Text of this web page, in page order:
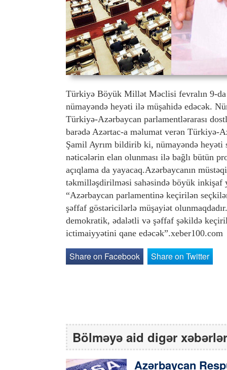
Türkiyə Böyük Millət Məclisi fevralın 9-
nümayəndə heyəti ilə müşahidə edəcək.
Türkiyə-Azərbaycan parlamentlərarası
barədə Azərtac-a məlumat verən Türkiyə-
Şamil Ayrım bildirib ki, nümayəndə heyəti
nəticələrin elan olunması ilə bağlı bütün
açıqlama da yayacaq.Azərbaycanın
təkmilləşdirilməsi sahəsində böyük
“Azərbaycan parlamentinə keçirilən
şəffaf göstəricilərlə müşayiət
demokratik, ədalətli və şəffaf şəkildə
ictimaiyyətini qane edəcək”.xeber100.com
Share on Facebook Share on Twitter
Bölməyə aid digər xəbərlər
Azərbaycan